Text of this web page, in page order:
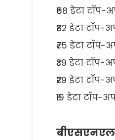
₹58 डेटा टॉप-
₹82 डेटा टॉप-
₹75 डेटा टॉप-
₹39 डेटा टॉप-
₹29 डेटा टॉप-
₹19 डेटा टॉप-
बीएसएनएल